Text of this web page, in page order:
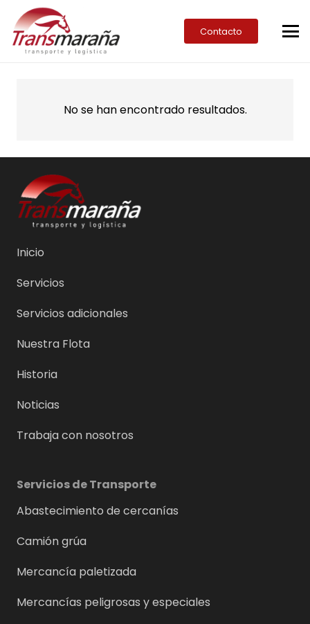
Contacto
No se han encontrado resultados.
Inicio
Servicios
Servicios adicionales
Nuestra Flota
Historia
Noticias
Trabaja con nosotros
Servicios de Transporte
Abastecimiento de cercanías
Camión grúa
Mercancía paletizada
Mercancías peligrosas y especiales